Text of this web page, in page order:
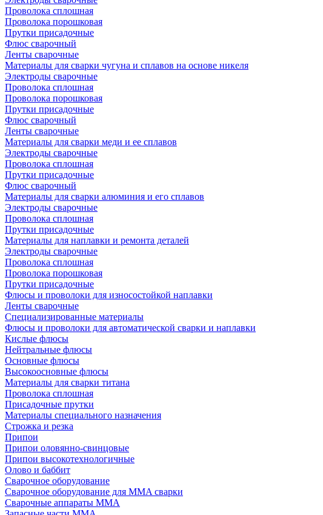
Проволока сплошная
Проволока порошковая
Прутки присадочные
Флюс сварочный
Ленты сварочные
Материалы для сварки чугуна и сплавов на основе никеля
Электроды сварочные
Проволока сплошная
Проволока порошковая
Прутки присадочные
Флюс сварочный
Ленты сварочные
Материалы для сварки меди и ее сплавов
Электроды сварочные
Проволока сплошная
Прутки присадочные
Флюс сварочный
Материалы для сварки алюминия и его сплавов
Электроды сварочные
Проволока сплошная
Прутки присадочные
Материалы для наплавки и ремонта деталей
Электроды сварочные
Проволока сплошная
Проволока порошковая
Прутки присадочные
Флюсы и проволоки для износостойкой наплавки
Ленты сварочные
Специализированные материалы
Флюсы и проволоки для автоматической сварки и наплавки
Кислые флюсы
Нейтральные флюсы
Основные флюсы
Высокоосновные флюсы
Материалы для сварки титана
Проволока сплошная
Присадочные прутки
Материалы специального назначения
Строжка и резка
Припои
Припои оловянно-свинцовые
Припои высокотехнологичные
Олово и баббит
Сварочное оборудование
Сварочное оборудование для MMA сварки
Сварочные аппараты MMA